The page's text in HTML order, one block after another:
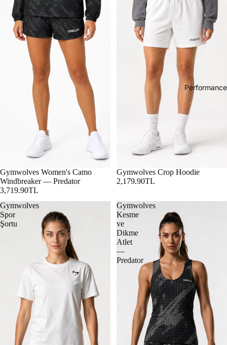
Performance
Gymwolves Women's Camo
Windbreaker — Predator
3,719.90TL
Gymwolves Crop Hoodie
2,179.90TL
Gymwolves
Spor
Şortu
Gymwolves
Kesme
ve
Dikme
Atlet
—
Predator